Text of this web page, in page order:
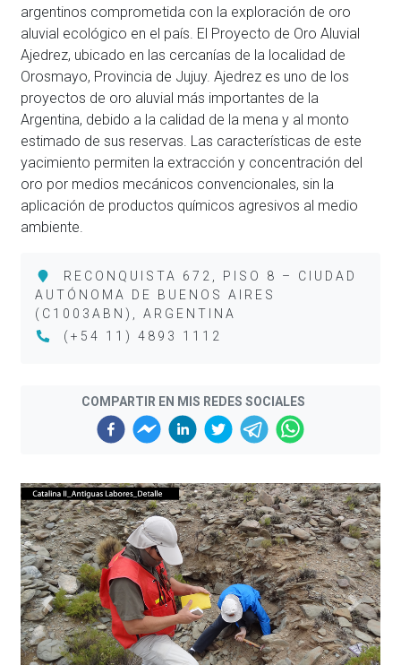
argentinos comprometida con la exploración de oro
aluvial ecológico en el país. El Proyecto de Oro Aluvial
Ajedrez, ubicado en las cercanías de la localidad de
Orosmayo, Provincia de Jujuy. Ajedrez es uno de los
proyectos de oro aluvial más importantes de la
Argentina, debido a la calidad de la mena y al monto
estimado de sus reservas. Las características de este
yacimiento permiten la extracción y concentración del
oro por medios mecánicos convencionales, sin la
aplicación de productos químicos agresivos al medio
ambiente.
RECONQUISTA 672, PISO 8 – CIUDAD
AUTÓNOMA DE BUENOS AIRES
(C1003ABN), ARGENTINA
(+54 11) 4893 1112
COMPARTIR EN MIS REDES SOCIALES
Previous Next